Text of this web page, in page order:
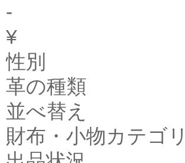
-
¥
性別
革の種類
並べ替え
財布・小物カテゴ